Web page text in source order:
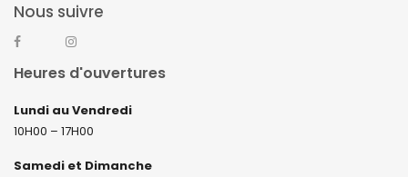
Nous suivre
Heures d'ouvertures
Lundi au Vendredi
10H00 – 17H00
Samedi et Dimanche